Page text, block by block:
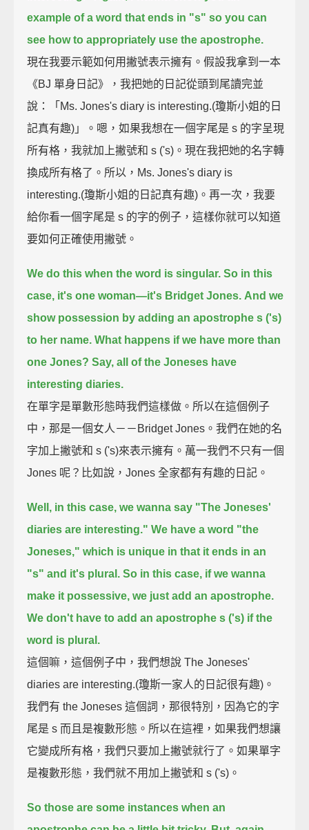
example of a word that ends in "s" so you can
see how to appropriately use the apostrophe.
現在我要示範如何用撇號表示擁有。假設我拿到一本
《BJ 單身日記》，我把她的日記從頭到尾讀完並
說：「Ms. Jones's diary is interesting.(瓊斯小姐的日
記真有趣)」。嗯，如果我想在一個字尾是 s 的字呈現
所有格，我就加上撇號和 s ('s)。現在我把她的名字轉
換成所有格了。所以，Ms. Jones's diary is
interesting.(瓊斯小姐的日記真有趣)。再一次，我要
給你看一個字尾是 s 的字的例子，這樣你就可以知道
要如何正確使用撇號。
We do this when the word is singular. So in this
case, it's one woman—it's Bridget Jones. And we
show possession by adding an apostrophe s ('s)
to her name. What happens if we have more than
one Jones? Say, all of the Joneses have
interesting diaries.
在單字是單數形態時我們這樣做。所以在這個例子
中，那是一個女人－－Bridget Jones。我們在她的名
字加上撇號和 s ('s)來表示擁有。萬一我們不只有一個
Jones 呢？比如說，Jones 全家都有有趣的日記。
Well, in this case, we wanna say "The Joneses'
diaries are interesting." We have a word "the
Joneses," which is unique in that it ends in an
"s" and it's plural. So in this case, if we wanna
make it possessive, we just add an apostrophe.
We don't have to add an apostrophe s ('s) if the
word is plural.
這個嘛，這個例子中，我們想說 The Joneses'
diaries are interesting.(瓊斯一家人的日記很有趣)。
我們有 the Joneses 這個詞，那很特別，因為它的字
尾是 s 而且是複數形態。所以在這裡，如果我們想讓
它變成所有格，我們只要加上撇號就行了。如果單字
是複數形態，我們就不用加上撇號和 s ('s)。
So those are some instances when an